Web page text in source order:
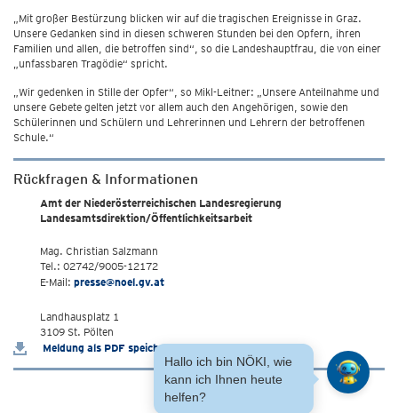
„Mit großer Bestürzung blicken wir auf die tragischen Ereignisse in Graz.
Unsere Gedanken sind in diesen schweren Stunden bei den Opfern, ihren
Familien und allen, die betroffen sind“, so die Landeshauptfrau, die von einer
„unfassbaren Tragödie“ spricht.
„Wir gedenken in Stille der Opfer“, so Mikl-Leitner: „Unsere Anteilnahme und
unsere Gebete gelten jetzt vor allem auch den Angehörigen, sowie den
Schülerinnen und Schülern und Lehrerinnen und Lehrern der betroffenen
Schule.“
Rückfragen & Informationen
Amt der Niederösterreichischen Landesregierung
Landesamtsdirektion/Öffentlichkeitsarbeit
Mag. Christian Salzmann
Tel.: 02742/9005-12172
E-Mail: presse@noel.gv.at
Landhausplatz 1
3109 St. Pölten
Meldung als PDF speichern
Hallo ich bin NÖKI, wie
kann ich Ihnen heute
helfen?